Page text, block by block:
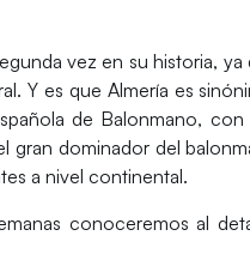
vez en su historia, ya
Y es que Almería es
de Balonmano,
dominador del
a nivel continental.
conoceremos al